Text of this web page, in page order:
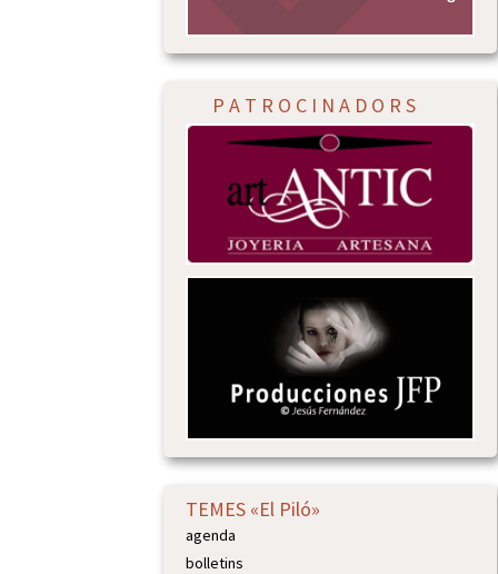
P A T R O C I N A D O R S
TEMES «El Piló»
agenda
bolletins